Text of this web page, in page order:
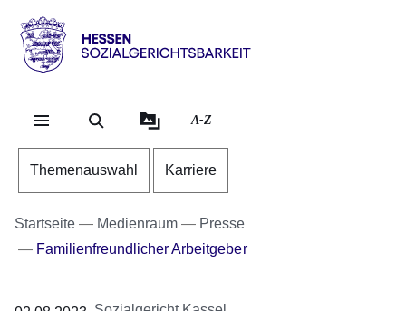
Direkt zum Kopf der
Direkt zum Inhalt
Direkt zum Fuß der
Hessen
Sozialgerichtsbarkeit
A-Z
Themenauswahl Karriere
Startseite Medienraum
Presse
Familienfreundlicher Arbeitgeber